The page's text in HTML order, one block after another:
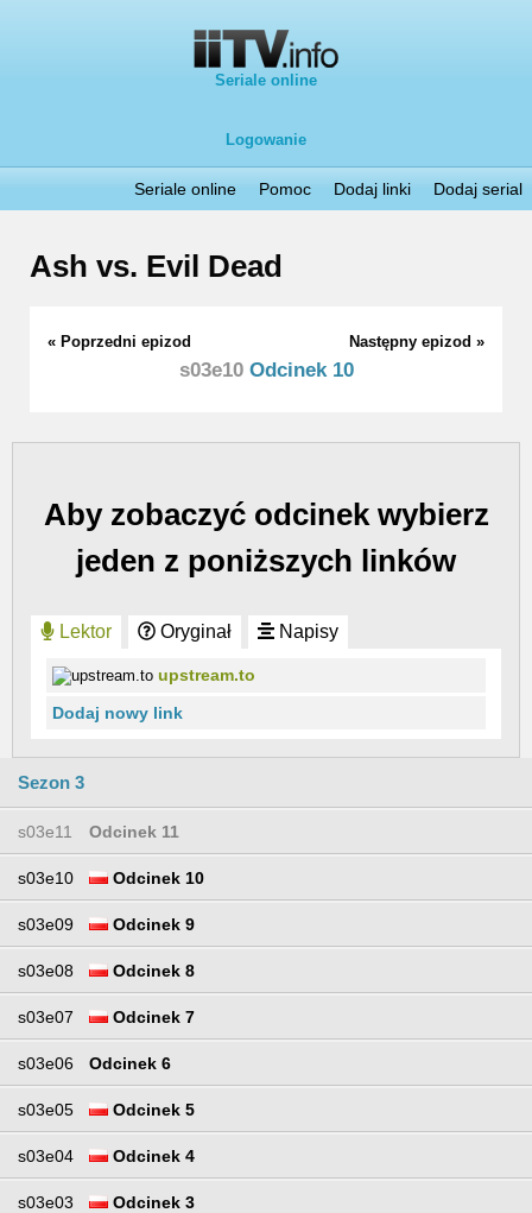
Seriale online
Logowanie
Seriale online Pomoc Dodaj linki Dodaj serial
Ash vs. Evil Dead
« Poprzedni epizod Następny epizod »
s03e10Odcinek 10
Aby zobaczyć odcinek wybierz
jeden z poniższych linków
Lektor Oryginał Napisy
upstream.to
Dodaj nowy link
Sezon 3
s03e11 Odcinek 11
s03e10 Odcinek 10
s03e09 Odcinek 9
s03e08 Odcinek 8
s03e07 Odcinek 7
s03e06 Odcinek 6
s03e05 Odcinek 5
s03e04 Odcinek 4
s03e03 Odcinek 3